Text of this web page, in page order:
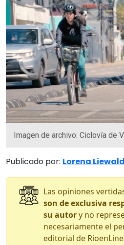
Imagen de archivo: Ciclovía de
Publicado por: Lorena
Las opiniones
son de exclusiva
su autory no
necesariamente el
editorial de